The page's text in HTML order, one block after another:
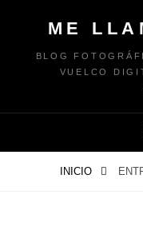
contenido
ME
BLOG
VUELCO
INICIO